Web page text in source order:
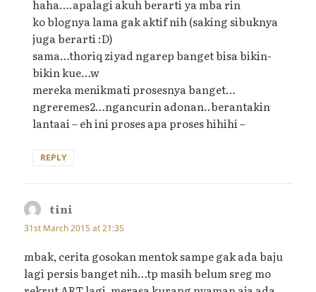
haha….apalagi akuh berarti ya mba rin
ko blognya lama gak aktif nih (saking sibuknya
juga berarti :D)
sama…thoriq ziyad ngarep banget bisa bikin-
bikin kue…w
mereka menikmati prosesnya banget…
ngreremes2…ngancurin adonan..berantakin
lantaai – eh ini proses apa proses hihihi –
REPLY
tini
31st March 2015 at 21:35
mbak, cerita gosokan mentok sampe gak ada baju
lagi persis banget nih…tp masih belum sreg mo